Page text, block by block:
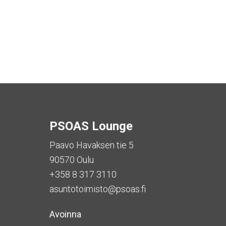
PSOAS Lounge
Paavo Havaksen tie 5
90570 Oulu
+358 8 317 3110
asuntotoimisto@psoas.fi
Avoinna